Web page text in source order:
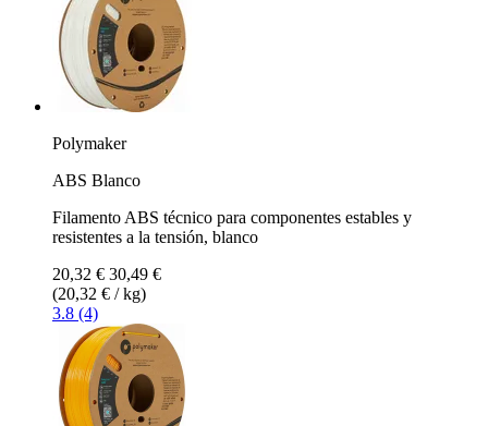
Polymaker
ABS Blanco
Filamento ABS técnico para componentes estables y
resistentes a la tensión, blanco
20,32 € 30,49 €
(20,32 € / kg)
3.8 (4)